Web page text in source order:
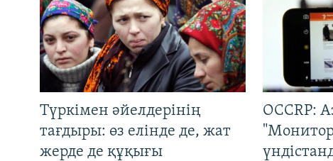
Түркімен әйелдерінің
тағдыры: өз елінде де, жат
жерде де құқығы
OCCRP: